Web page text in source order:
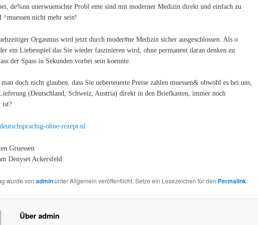
de%nn unerwuenschte Probl eme sind mit moderner Medizin direkt und einfach zu
^muessen nicht mehr sein!
Orgasmus wird jetzt durch moder#ne Medizin sicher ausgeschlossen. Als o
ein Liebesspiel das Sie wieder faszinieren wird, ohne permanent daran denken zu
der Spass in Sekunden vorbei sein koennte.
man doch nicht glauben, dass Sie ueberteuerte Preise zahlen muessen& obwohl es bei uns,
(Deutschland, Schweiz, Austria) direkt in den Briefkasten, immer noch
ist?
ohne-rezept.nl
Gruessen
Denyset Ackersfeld
wurde von adminunter Allgemein veröffentlicht. Setze ein Lesezeichen für den Permalink.
Über admin